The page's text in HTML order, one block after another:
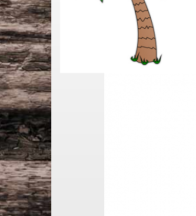
Jescar Bunddraht